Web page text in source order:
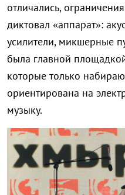
отличались,
диктовал «аппарат»:
усилители, микшерные
была главной
которые только
ориентирована на
музыку.